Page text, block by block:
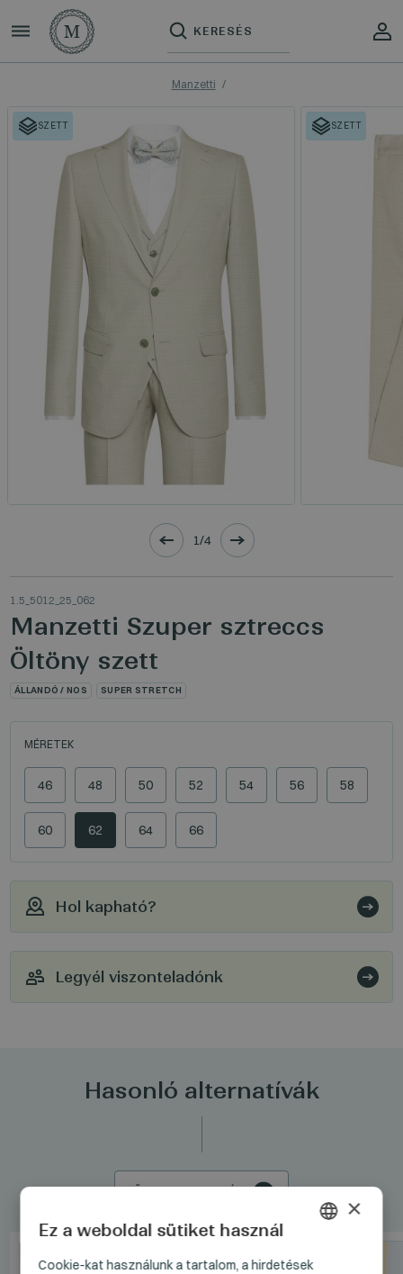
Manzetti
SZETT SZETT
1/4
1.5_5012_25_062
Manzetti Szuper sztreccs
Öltöny szett
ÁLLANDÓ / NOS SUPER STRETCH
MÉRETEK
46 48 50 52 54 56 58
60 62 64 66
Hol kapható?
Legyél viszonteladónk
Hasonló alternatívák
HUNGARIAN
×
Ez a weboldal sütiket használ
Cookie-kat használunk a tartalom, a hirdetések